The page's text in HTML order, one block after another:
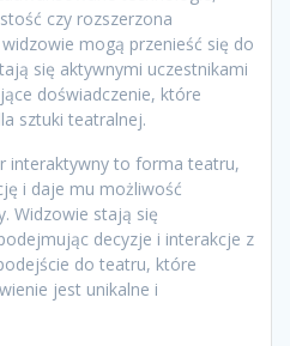
czy rozszerzona
mogą przenieść się do
się aktywnymi uczestnikami
doświadczenie, które
sztuki teatralnej.
interaktywny to forma teatru,
i daje mu możliwość
Widzowie stają się
decyzje i interakcje z
do teatru, które
jest unikalne i